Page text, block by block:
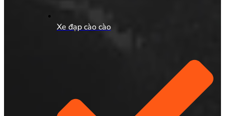
Xe đạp cào cào